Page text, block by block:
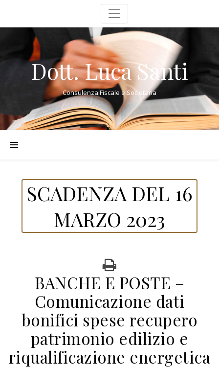
Dott. Luca Santi
Consulenza Fiscale e Societaria
SCADENZA DEL 16
MARZO 2023
BANCHE E POSTE –
Comunicazione dati
bonifici spese recupero
patrimonio edilizio e
riqualificazione energetica